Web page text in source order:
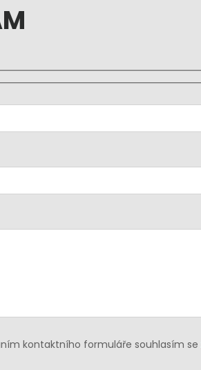
kontaktního formuláře souhlasím se